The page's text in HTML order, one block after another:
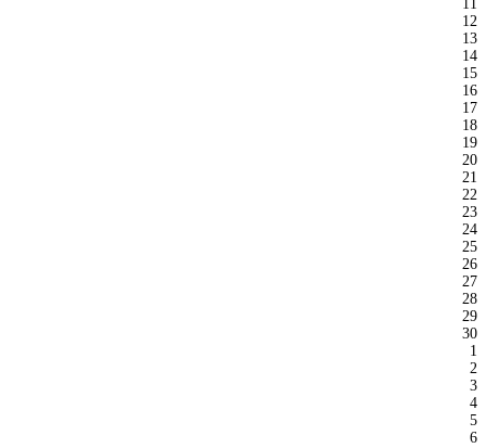
11
12
13
14
15
16
17
18
19
20
21
22
23
24
25
26
27
28
29
30
1
2
3
4
5
6